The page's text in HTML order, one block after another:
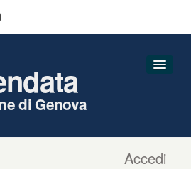
Accedi
di Genova